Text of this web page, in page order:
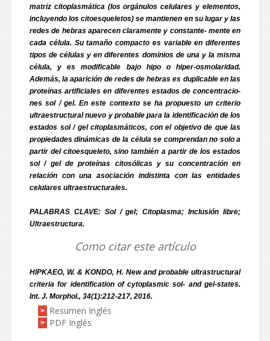
matriz citoplasmática (los orgánulos celulares y elementos,
incluyendo los citoesqueletos) se mantienen en su lugar y las
redes de hebras aparecen claramente y constante- mente en
cada célula. Su tamaño compacto es variable en diferentes
tipos de células y en diferentes dominios de una y la misma
célula, y es modificable bajo hipo o hiper-osmolaridad.
Además, la aparición de redes de hebras es duplicable en las
proteínas artificiales en diferentes estados de concentracio-
nes sol / gel. En este contexto se ha propuesto un criterio
ultraestructural nuevo y probable para la identificación de los
estados sol / gel citoplasmáticos, con el objetivo de que las
propiedades dinámicas de la célula se comprendan no solo a
partir del citoesqueleto, sino también a partir de los estados
sol / gel de proteínas citosólicas y su concentración en
relación con una asociación indistinta con las entidades
celulares ultraestructurales.
PALABRAS CLAVE: Sol / gel; Citoplasma; Inclusión libre;
Ultraestructura.
Como citar este artículo
HIPKAEO, W. & KONDO, H. New and probable ultrastructural
criteria for identification of cytoplasmic sol- and gel-states.
Int. J. Morphol., 34(1):212-217, 2016.
>
Resumen Inglés
> PDF Inglés